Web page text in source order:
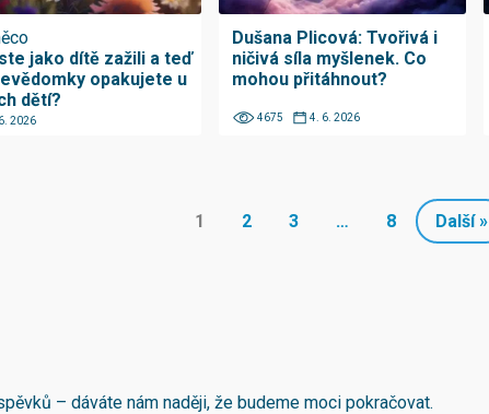
jako dítě zažili a teď
opakujete u
dětí?
2026
Dušana Plicová: Tvořivá i
ničivá síla myšlenek. Co
mohou přitáhnout?
4675 4. 6. 2026
1 2 3 … 8 Další »
– dáváte nám naději, že budeme moci pokračovat.